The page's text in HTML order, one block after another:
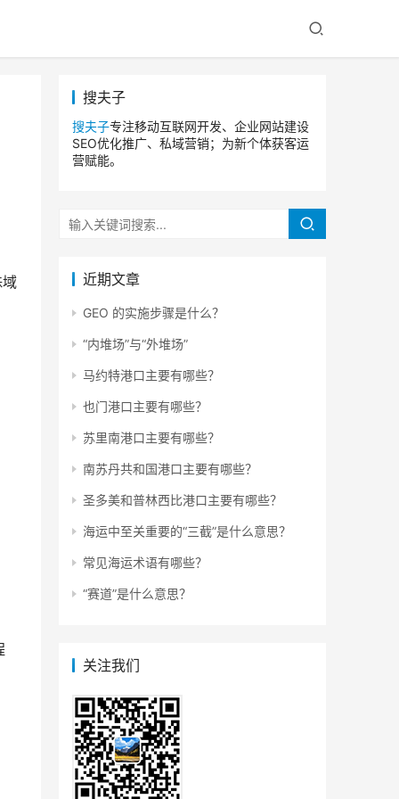
搜夫子
搜夫子专注移动互联网开发、企业网站建设
SEO优化推广、私域营销；为新个体获客运
营赋能。
近期文章
GEO 的实施步骤是什么？
“内堆场”与“外堆场”
马约特港口主要有哪些？
也门港口主要有哪些？
苏里南港口主要有哪些？
南苏丹共和国港口主要有哪些？
圣多美和普林西比港口主要有哪些？
海运中至关重要的“三截”是什么意思？
常见海运术语有哪些？
“‌‌‌‌‌赛道”是什么意思？
关注我们